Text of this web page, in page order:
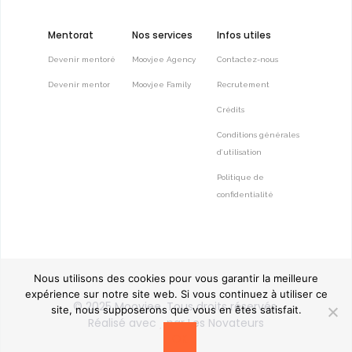
Mentorat
Devenir mentoré
Devenir mentor
Nos services
Moovjee Agency
Moovjee Family
Infos utiles
Contactez-nous
Recrutement
Crédits
Conditions générales
d’utilisation
Politique de
confidentialité
© 2025Moovjee, Tous droits réservés.
Réalisé avec parLes Novateurs
Nous utilisons des cookies pour vous garantir la meilleure
expérience sur notre site web. Si vous continuez à utiliser ce
site, nous supposerons que vous en êtes satisfait.